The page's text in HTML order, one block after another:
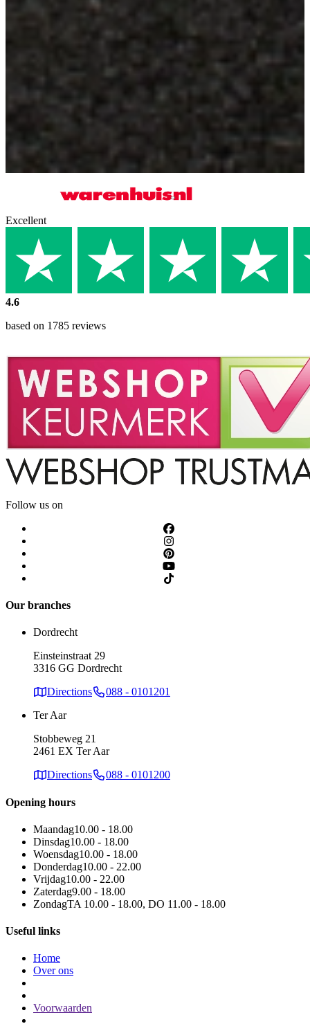
Excellent
4.6
based on 1785 reviews
Follow us on
Our branches
Dordrecht
Einsteinstraat 29
3316 GG Dordrecht
Directions
088 - 0101201
Ter Aar
Stobbeweg 21
2461 EX Ter Aar
Directions
088 - 0101200
Opening hours
Maandag10.00 - 18.00
Dinsdag10.00 - 18.00
Woensdag10.00 - 18.00
Donderdag10.00 - 22.00
Vrijdag10.00 - 22.00
Zaterdag9.00 - 18.00
ZondagTA 10.00 - 18.00, DO 11.00 - 18.00
Useful links
Home
Over ons
Voorwaarden